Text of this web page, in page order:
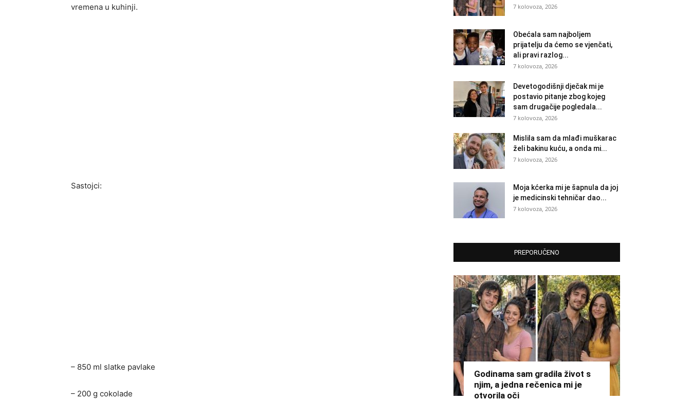
vremena u kuhinji.
Sastojci:
– 850 ml slatke pavlake
– 200 g cokolade
7 kolovoza, 2026
Obećala sam najboljem
prijatelju da ćemo se vjenčati,
ali pravi razlog...
7 kolovoza, 2026
Devetogodišnji dječak mi je
postavio pitanje zbog kojeg
sam drugačije pogledala...
7 kolovoza, 2026
Mislila sam da mlađi muškarac
želi bakinu kuću, a onda mi...
7 kolovoza, 2026
Moja kćerka mi je šapnula da joj
je medicinski tehničar dao...
7 kolovoza, 2026
PREPORUČENO
Godinama sam gradila život s
njim, a jedna rečenica mi je
otvorila oči